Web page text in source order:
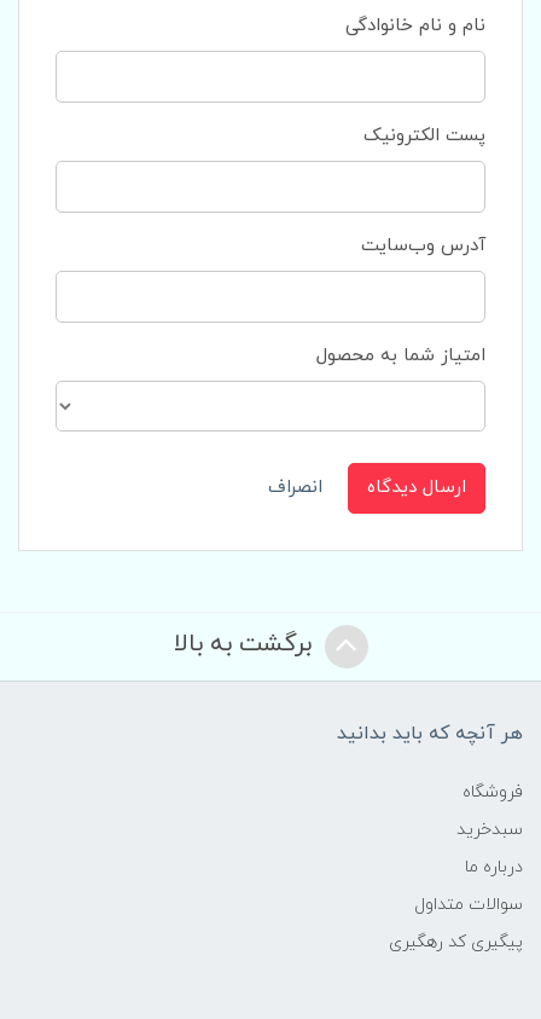
نام و نام خانوادگی
پست الکترونیک
آدرس وب‌سایت
امتیاز شما به محصول
ارسال دیدگاه انصراف
برگشت به بالا
هر آنچه که باید بدانید
فروشگاه
سبدخرید
درباره ما
سوالات متداول
پیگیری کد رهگیری